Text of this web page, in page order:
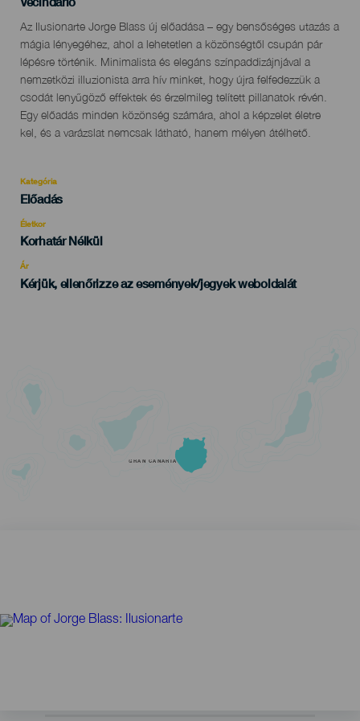
Descripción
del
evento
Az Ilusionarte Jorge Blass új előadása – egy bensőséges utazás a
mágia lényegéhez, ahol a lehetetlen a közönségtől csupán pár
lépésre történik. Minimalista és elegáns színpaddizájnjával a
nemzetközi illuzionista arra hív minket, hogy újra felfedezzük a
csodát lenyűgöző effektek és érzelmileg telített pillanatok révén.
Egy előadás minden közönség számára, ahol a képzelet életre
kel, és a varázslat nemcsak látható, hanem mélyen átélhető.
Kategória
Categoría
evento
Előadás
Életkor
Edad
Korhatár Nélkül
Ár
Kérjük, ellenőrizze az események/jegyek weboldalát
GRAN CANARIA